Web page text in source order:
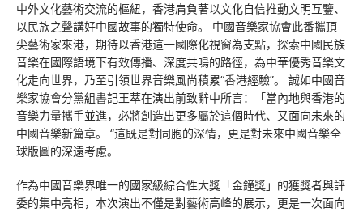
中外文化藝術交流的樞紐，香港肩負著以文化自信推動文明互鑒、
以民族之聲講好中國故事的獨特使命。 中國音樂家協會此番攜頂
尖藝術家來港，期待以香港這一國際化視窗為支點，探索中國民族
音樂在國際語境下有效傳播、深度共鳴的路徑，為中華優秀音樂文
化走向世界，乃至引領世界音樂風尚積累“香港經驗”。 誠如中國音
樂家協會分黨組書記王萃在演出前致辭中所言：「當內地與香港的
音樂力量攜手並進，必將創造出更多屬於這個時代、又面向未來的
中國音樂新篇章。 “這既是對同胞的深情，更是對未來中國音樂全
球版圖的深遠考慮。
作為中國音樂界唯一的國家級綜合性大獎「金鐘獎」的獲獎者與評
委的集中亮相，本次演出不僅是對藝術高峰的展示，更是一次面向